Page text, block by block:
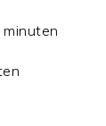
minuten